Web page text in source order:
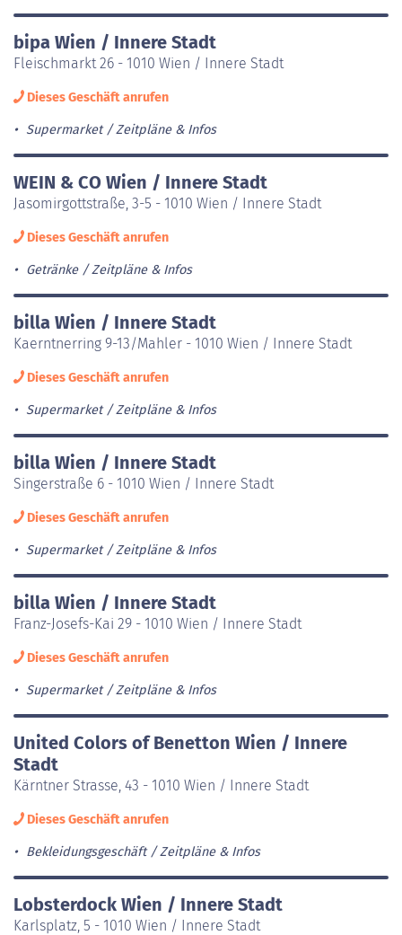
bipa Wien / Innere Stadt
Fleischmarkt 26 - 1010 Wien / Innere Stadt
Dieses Geschäft anrufen
Supermarket Zeitpläne & Infos
WEIN & CO Wien / Innere Stadt
Jasomirgottstraße, 3-5 - 1010 Wien / Innere Stadt
Dieses Geschäft anrufen
Getränke Zeitpläne & Infos
billa Wien / Innere Stadt
Kaerntnerring 9-13/Mahler - 1010 Wien / Innere Stadt
Dieses Geschäft anrufen
Supermarket Zeitpläne & Infos
billa Wien / Innere Stadt
Singerstraße 6 - 1010 Wien / Innere Stadt
Dieses Geschäft anrufen
Supermarket Zeitpläne & Infos
billa Wien / Innere Stadt
Franz-Josefs-Kai 29 - 1010 Wien / Innere Stadt
Dieses Geschäft anrufen
Supermarket Zeitpläne & Infos
United Colors of Benetton Wien / Innere
Stadt
Kärntner Strasse, 43 - 1010 Wien / Innere Stadt
Dieses Geschäft anrufen
Bekleidungsgeschäft Zeitpläne & Infos
Lobsterdock Wien / Innere Stadt
Karlsplatz, 5 - 1010 Wien / Innere Stadt